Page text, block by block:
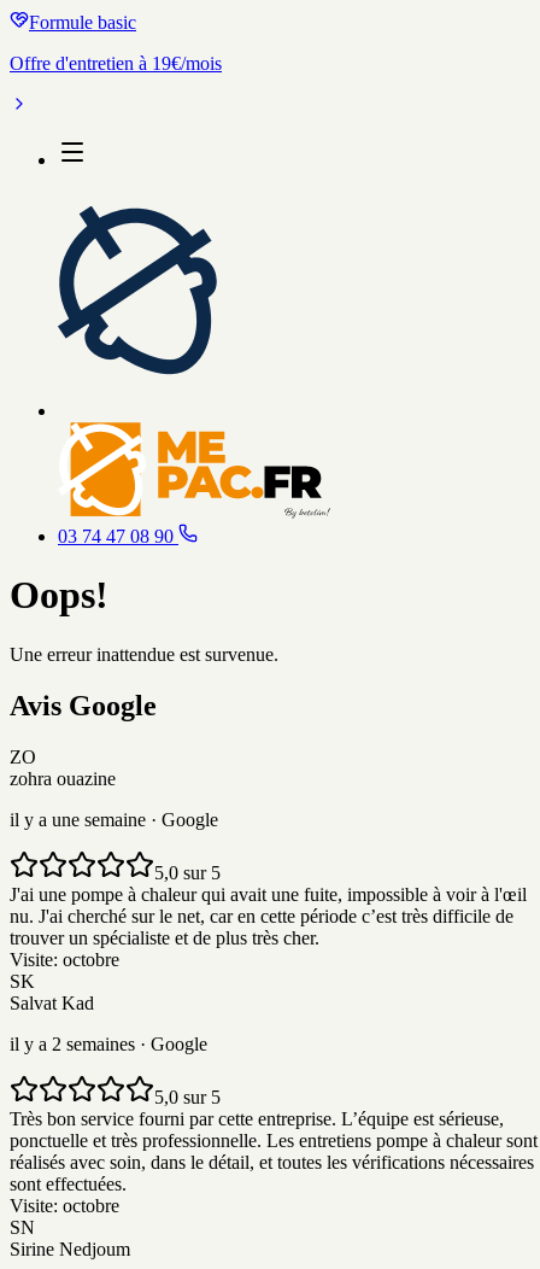
Formule basic
Offre d'entretien à 19€/mois
03 74 47 08 90
Oops!
Une erreur inattendue est survenue.
Avis Google
ZO
zohra ouazine
il y a une semaine · Google
5,0 sur 5
J'ai une pompe à chaleur qui avait une fuite, impossible à voir à l'œil
nu. J'ai cherché sur le net, car en cette période c’est très difficile de
trouver un spécialiste et de plus très cher.
Visite: octobre
SK
Salvat Kad
il y a 2 semaines · Google
5,0 sur 5
Très bon service fourni par cette entreprise. L’équipe est sérieuse,
ponctuelle et très professionnelle. Les entretiens pompe à chaleur sont
réalisés avec soin, dans le détail, et toutes les vérifications nécessaires
sont effectuées.
Visite: octobre
SN
Sirine Nedjoum